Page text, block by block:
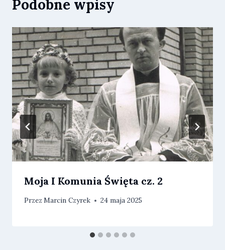
Podobne wpisy
Moja I Komunia Święta cz. 2
Przez Marcin Czyrek 24 maja 2025